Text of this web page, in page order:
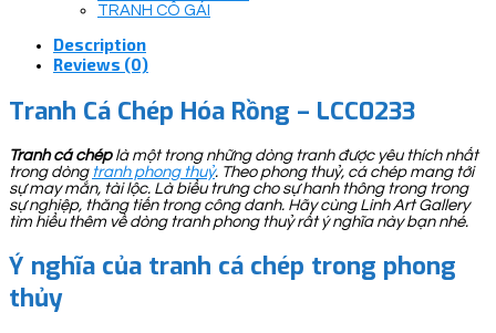
TRANH CÔ GÁI
Description
Reviews (0)
Tranh Cá Chép Hóa Rồng – LCC0233
Tranh cá chéplà một trong những dòng tranh được yêu thích nhất
trong dòng tranh phong thuỷ. Theo phong thuỷ, cá chép mang tới
sự may mắn, tài lộc. Là biểu trưng cho sự hanh thông trong trong
sự nghiệp, thăng tiến trong công danh. Hãy cùng Linh Art Gallery
tìm hiểu thêm về dòng tranh phong thuỷ rất ý nghĩa này bạn nhé.
Ý nghĩa của tranh cá chép trong phong
thủy